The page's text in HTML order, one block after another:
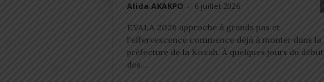
Alida AKAKPO - 6 juillet 2026
EVALA 2026 approche à grands pas et
l'effervescence commence déjà à monter dans la
préfecture de la Kozah. À quelques jours du début
des...